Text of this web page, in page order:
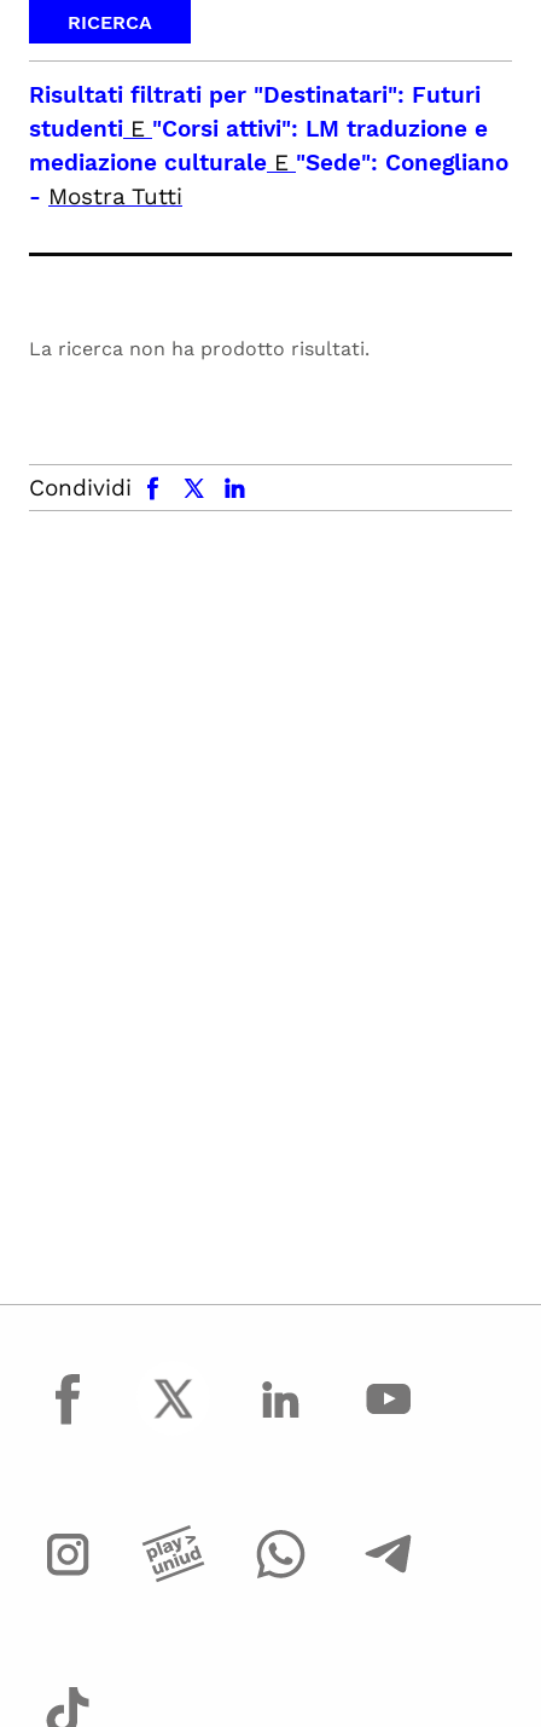
Risultati filtrati per "Destinatari": Futuri
studenti E "Corsi attivi": LM traduzione e
mediazione culturale E "Sede": Conegliano
- Mostra Tutti
La ricerca non ha prodotto risultati.
Condividi
facebook x.com linkedin
facebook